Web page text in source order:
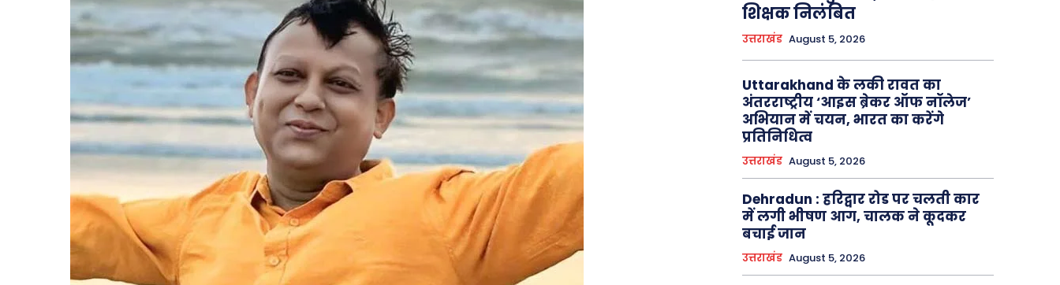
शिक्षक निलंबित
उत्तराखंड August 5, 2026
Uttarakhand के लकी रावत का
अंतरराष्ट्रीय ‘आइस ब्रेकर ऑफ नॉलेज’
अभियान में चयन, भारत का करेंगे
प्रतिनिधित्व
उत्तराखंड August 5, 2026
Dehradun : हरिद्वार रोड पर चलती कार
में लगी भीषण आग, चालक ने कूदकर
बचाई जान
उत्तराखंड August 5, 2026